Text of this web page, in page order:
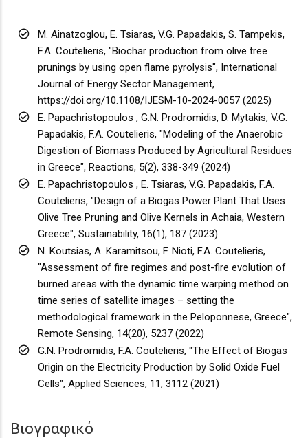
M. Ainatzoglou, E. Tsiaras, V.G. Papadakis, S. Tampekis,
F.A. Coutelieris, "Biochar production from olive tree
prunings by using open flame pyrolysis", International
Journal of Energy Sector Management,
https://doi.org/10.1108/IJESM-10-2024-0057 (2025)
E. Papachristopoulos , G.N. Prodromidis, D. Mytakis, V.G.
Papadakis, F.A. Coutelieris, "Modeling of the Anaerobic
Digestion of Biomass Produced by Agricultural Residues
in Greece", Reactions, 5(2), 338-349 (2024)
E. Papachristopoulos , E. Tsiaras, V.G. Papadakis, F.A.
Coutelieris, "Design of a Biogas Power Plant That Uses
Olive Tree Pruning and Olive Kernels in Achaia, Western
Greece", Sustainability, 16(1), 187 (2023)
N. Koutsias, A. Karamitsou, F. Nioti, F.A. Coutelieris,
"Assessment of fire regimes and post-fire evolution of
burned areas with the dynamic time warping method on
time series of satellite images – setting the
methodological framework in the Peloponnese, Greece",
Remote Sensing, 14(20), 5237 (2022)
G.N. Prodromidis, F.A. Coutelieris, "The Effect of Biogas
Origin on the Electricity Production by Solid Oxide Fuel
Cells", Applied Sciences, 11, 3112 (2021)
Βιογραφικό